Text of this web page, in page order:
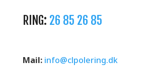
RING: 26 85 26 85
Mail: info@clpolering.dk